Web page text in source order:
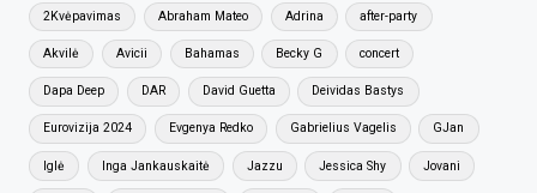
2Kvėpavimas Abraham Mateo Adrina after-party
Akvilė Avicii Bahamas Becky G concert
Dapa Deep DAR David Guetta Deividas Bastys
Eurovizija 2024 Evgenya Redko Gabrielius Vagelis GJan
Iglė Inga Jankauskaitė Jazzu Jessica Shy Jovani